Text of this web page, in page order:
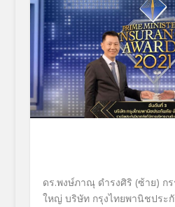
ดร.พงษ์ภาณุ ดำรงศิริ (ซ้าย) ก
ใหญ่ บริษัท กรุงไทยพานิชประ